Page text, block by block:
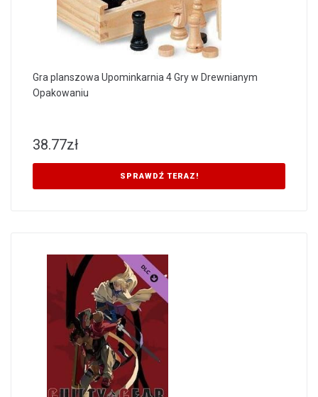
Gra planszowa Upominkarnia 4 Gry w Drewnianym
Opakowaniu
38.77zł
SPRAWDŹ TERAZ!